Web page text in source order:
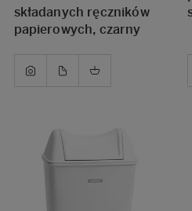
składanych ręczników
papierowych, czarny